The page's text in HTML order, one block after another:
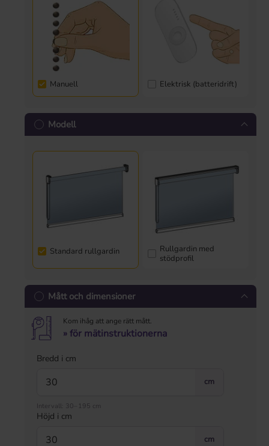
Manuell Elektrisk (batteridrift)
Modell
Standard rullgardin
Rullgardin med
stödprofil
Mått och dimensioner
Kom ihåg att ange rätt mått.
» för mätinstruktionerna
Bredd i cm
cm
Intervall: 30–195 cm
Höjd i cm
cm